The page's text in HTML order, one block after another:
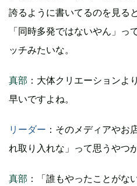
誇るように書いてるのを見る
「同時多発ではないやん」っ
ッチみたいな。
真部 ：大体クリエーションよ
早いですよね。
リーダー ：そのメディアやお
れ取り入れな」って思うやつ
真部 ：「誰もやったことがな